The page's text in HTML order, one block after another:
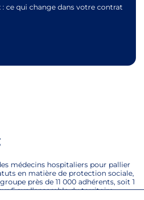
: ce qui change dans votre contrat
médecins hospitaliers pour pallier
en matière de protection sociale,
près de 11 000 adhérents, soit 1
5 sur l’ensemble du territoire.